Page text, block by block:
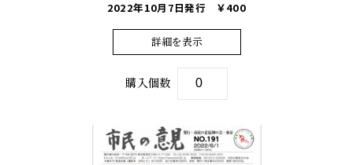
2022年10月7日発行 ￥400
詳細を表示
購入個数